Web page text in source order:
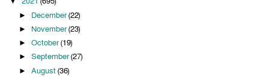
► December(22)
► November(23)
► October(19)
► September(27)
► August(36)